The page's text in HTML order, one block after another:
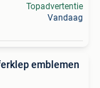
Topadvertentie
Vandaag
emblemen